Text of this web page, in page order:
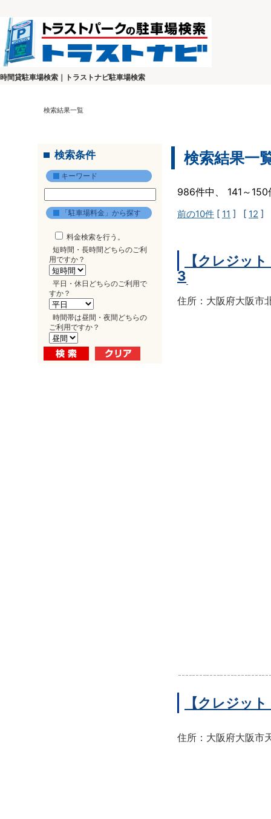
時間貸駐車場検索｜トラストナビ駐車場検索
検索結果一覧
検索条件
キーワード
「駐車場料金」から探す
料金検索を行う。
短時間・長時間どちらのご利
用ですか？
平日・休日どちらのご利用で
すか？
時間帯は昼間・夜間どちらの
ご利用ですか？
検索結果一
986件中、 141～
前の10件 [ 11 ] [ 12 ]
【クレジッ
3
住所：大阪府大阪市
【クレジッ
住所：大阪府大阪市